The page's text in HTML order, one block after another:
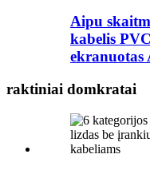
Aipu
kabelis
ekranuotas
raktiniai domkratai